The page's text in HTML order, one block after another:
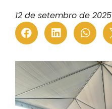
12 de setembro de 2025